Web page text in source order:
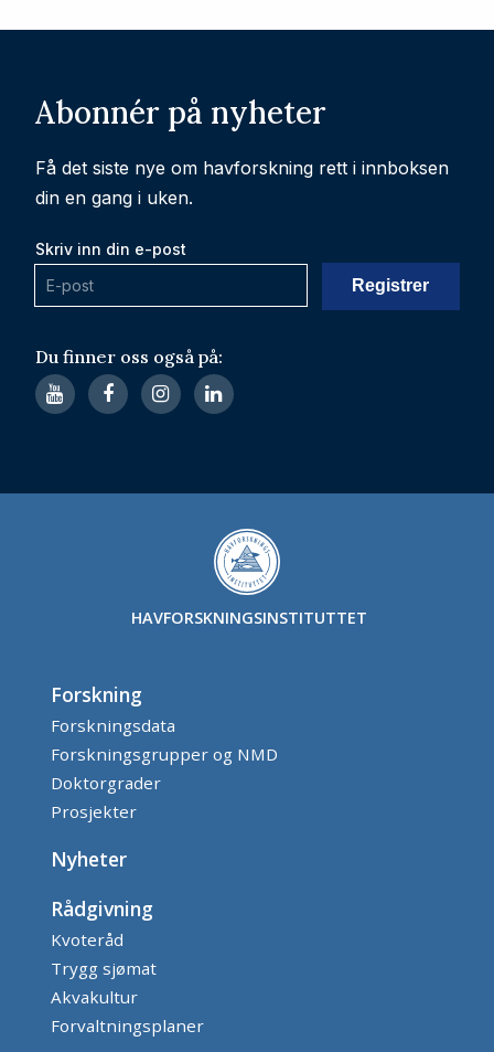
Du finner oss også på:
Abonnér på nyheter
Få det siste nye om havforskning rett i innboksen
din en gang i uken.
Skriv inn din e-post
HAVFORSKNINGSINSTITUTTET
Forskning
Forskningsdata
Forskningsgrupper og NMD
Doktorgrader
Prosjekter
Nyheter
Rådgivning
Kvoteråd
Trygg sjømat
Akvakultur
Forvaltningsplaner